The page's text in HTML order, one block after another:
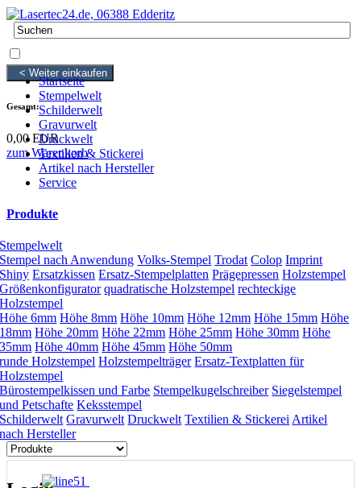
< Weiter einkaufen
Gesamt:
0,00 EUR
zum Warenkorb
Startseite
Stempelwelt
Schilderwelt
Gravurwelt
Druckwelt
Textilien & Stickerei
Artikel nach Hersteller
Service
Produkte
Stempelwelt
Stempel nach Anwendung Volks-Stempel Trodat Colop Imprint
Shiny Ersatzkissen Ersatz-Stempelplatten Prägepressen Holzstempel
Größenkonfigurator quadratische Holzstempel rechteckige
Holzstempel
Höhe 6mm Höhe 8mm Höhe 10mm Höhe 12mm Höhe 15mm Höhe
18mm Höhe 20mm Höhe 22mm Höhe 25mm Höhe 30mm Höhe
35mm Höhe 40mm Höhe 45mm Höhe 50mm
runde Holzstempel Holzstempelträger Ersatz-Textplatten für
Holzstempel
Bürostempelkissen und Farbe Stempelkugelschreiber Siegelstempel
und Petschafte Keksstempel
Schilderwelt Gravurwelt Druckwelt Textilien & Stickerei Artikel
nach Hersteller